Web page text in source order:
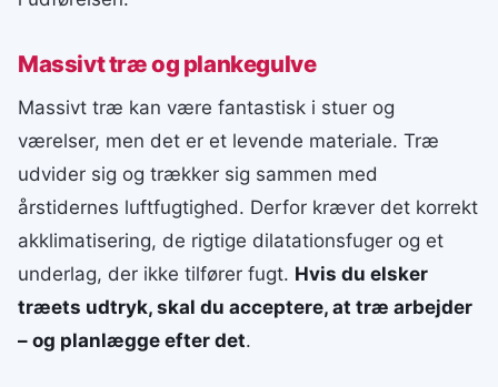
Massivt træ og plankegulve
Massivt træ kan være fantastisk i stuer og
værelser, men det er et levende materiale. Træ
udvider sig og trækker sig sammen med
årstidernes luftfugtighed. Derfor kræver det korrekt
akklimatisering, de rigtige dilatationsfuger og et
underlag, der ikke tilfører fugt. Hvis du elsker
træets udtryk, skal du acceptere, at træ arbejder
– og planlægge efter det.